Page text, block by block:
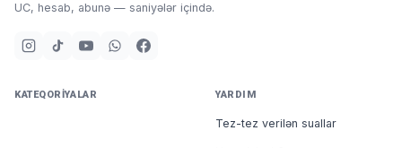
UC, hesab, abunə — saniyələr içində.
KATEQORIYALAR YARDIM
Tez-tez verilən suallar